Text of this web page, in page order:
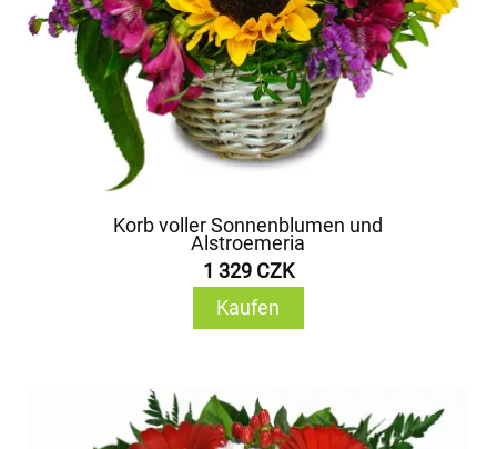
Korb voller Sonnenblumen und
Alstroemeria
1 329 CZK
Kaufen